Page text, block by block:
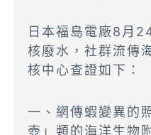
日本福島電廠8月
核廢水，社群流傳
核中心查證如下：
一、網傳蝦變異的
壺」類的海洋生物